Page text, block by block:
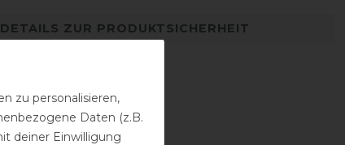
DETAILS ZUR PRODUKTSICHERHEIT
zu personalisieren,
Daten (z.B.
deiner Einwilligung